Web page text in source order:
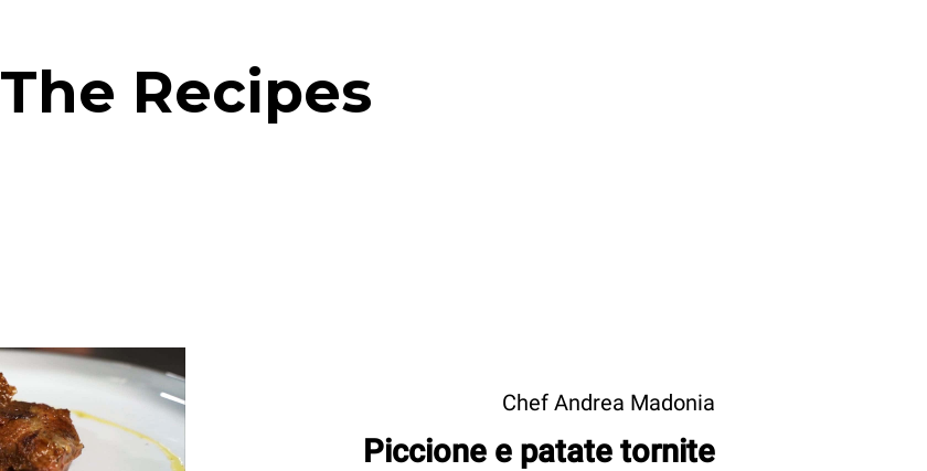
The Recipes
Chef Andrea Madonia
Piccione e patate tornite